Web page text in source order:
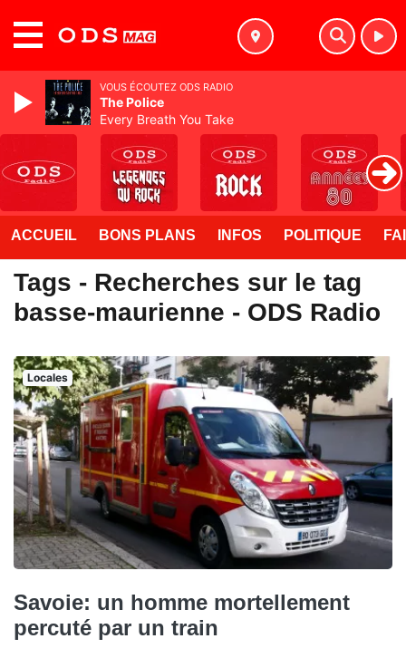
ACCUEIL BONS PLANS INFOS POLITIQUE
Tags - Recherches sur le tag
basse-maurienne - ODS Radio
Locales
Savoie: un homme mortellement
percuté par un train
VOUS ÉCOUTEZ ODS RADIO
The Police
Every Breath You Take